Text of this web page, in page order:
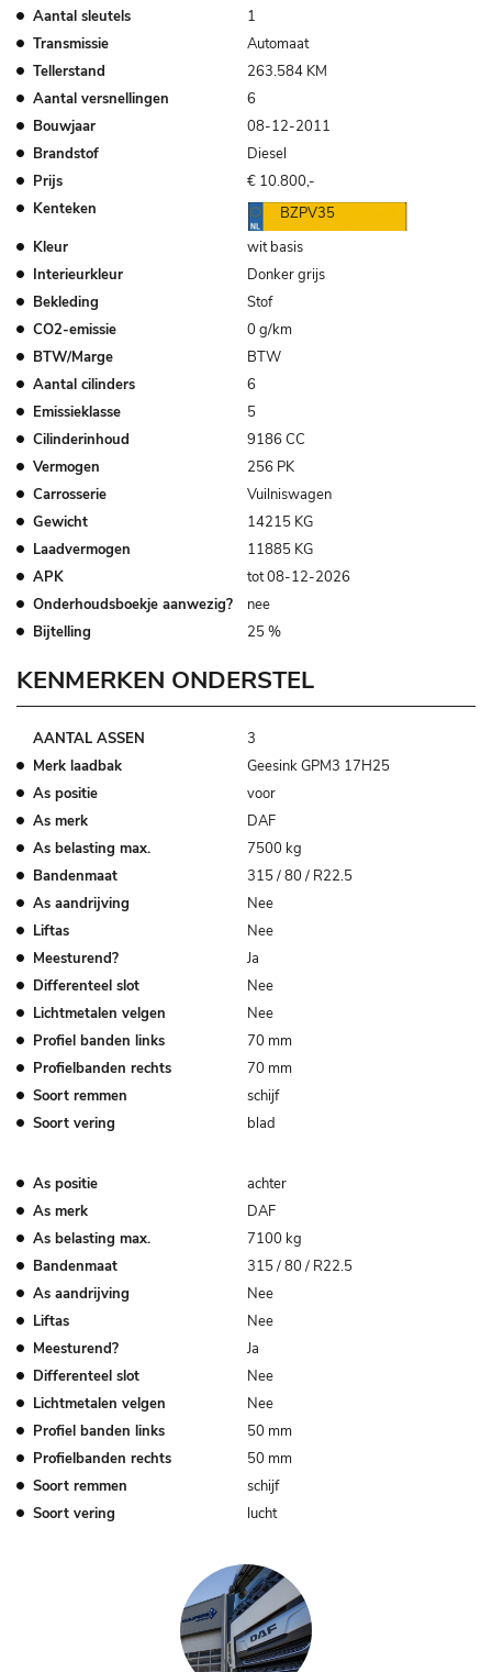
Aantal sleutels
1
Transmissie
Automaat
Tellerstand
263.584 KM
Aantal versnellingen
6
Bouwjaar
08-12-2011
Brandstof
Diesel
Prijs
€ 10.800,-
Kenteken
BZPV35
Kleur
wit basis
Interieurkleur
Donker grijs
Bekleding
Stof
CO2-emissie
0 g/km
BTW/Marge
BTW
Aantal cilinders
6
Emissieklasse
5
Cilinderinhoud
9186 CC
Vermogen
256 PK
Carrosserie
Vuilniswagen
Gewicht
14215 KG
Laadvermogen
11885 KG
APK
tot 08-12-2026
Onderhoudsboekje aanwezig?
nee
Bijtelling
25 %
KENMERKEN ONDERSTEL
AANTAL ASSEN
3
Merk laadbak
Geesink GPM3 17H25
As positie
voor
As merk
DAF
As belasting max.
7500 kg
Bandenmaat
315 / 80 / R22.5
As aandrijving
Nee
Liftas
Nee
Meesturend?
Ja
Differenteel slot
Nee
Lichtmetalen velgen
Nee
Profiel banden links
70 mm
Profielbanden rechts
70 mm
Soort remmen
schijf
Soort vering
blad
As positie
achter
As merk
DAF
As belasting max.
7100 kg
Bandenmaat
315 / 80 / R22.5
As aandrijving
Nee
Liftas
Nee
Meesturend?
Ja
Differenteel slot
Nee
Lichtmetalen velgen
Nee
Profiel banden links
50 mm
Profielbanden rechts
50 mm
Soort remmen
schijf
Soort vering
lucht